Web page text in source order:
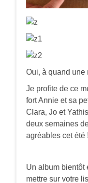
Oui, à quand une
Je profite de ce
fort Annie et sa
Clara, Jo et
deux semaines
agréables cet été !
Un album bientôt
mettre sur votre